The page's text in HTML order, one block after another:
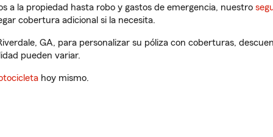
a la propiedad hasta robo y gastos de emergencia, nuestro
cobertura adicional si la necesita.
GA, para personalizar su póliza con coberturas,
pueden variar.
hoy mismo.